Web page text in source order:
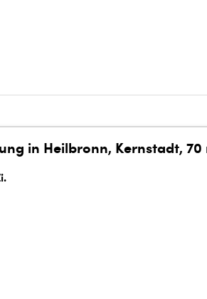
in Heilbronn, Kernstadt, 70